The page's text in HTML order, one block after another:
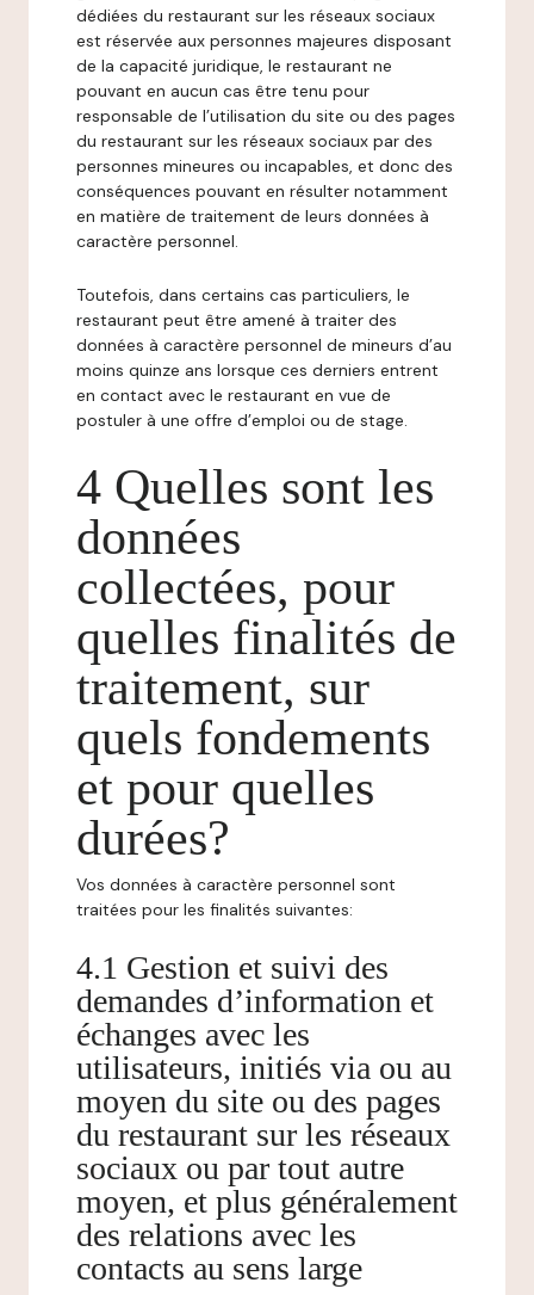
dédiées du restaurant sur les réseaux sociaux
est réservée aux personnes majeures disposant
de la capacité juridique, le restaurant ne
pouvant en aucun cas être tenu pour
responsable de l’utilisation du site ou des pages
du restaurant sur les réseaux sociaux par des
personnes mineures ou incapables, et donc des
conséquences pouvant en résulter notamment
en matière de traitement de leurs données à
caractère personnel.
Toutefois, dans certains cas particuliers, le
restaurant peut être amené à traiter des
données à caractère personnel de mineurs d’au
moins quinze ans lorsque ces derniers entrent
en contact avec le restaurant en vue de
postuler à une offre d’emploi ou de stage.
4 Quelles sont les
données
collectées, pour
quelles finalités de
traitement, sur
quels fondements
et pour quelles
durées?
Vos données à caractère personnel sont
traitées pour les finalités suivantes:
4.1 Gestion et suivi des
demandes d’information et
échanges avec les
utilisateurs, initiés via ou au
moyen du site ou des pages
du restaurant sur les réseaux
sociaux ou par tout autre
moyen, et plus généralement
des relations avec les
contacts au sens large